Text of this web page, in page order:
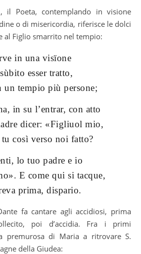
il Poeta, contemplando in visione
o di misericordia, riferisce le dolci
al Figlio smarrito nel tempio:
in una visïone
esser tratto,
un tempio più persone;
in su l’entrar, con atto
dicer: «Figliuol mio,
così verso noi fatto?
lo tuo padre e io
E come qui si tacque,
prima, dispario.
fa cantare agli accidiosi, prima
poi d’accidia. Fra i primi
premurosa di Maria a ritrovare S.
della Giudea: